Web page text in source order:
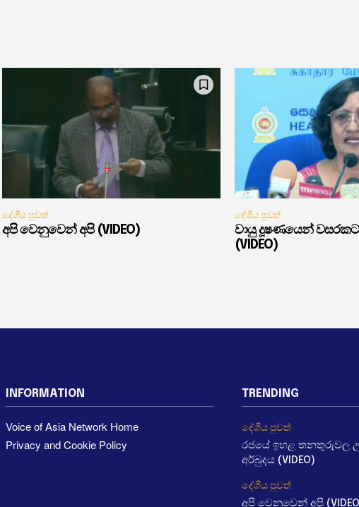
දේශීය පුවත්
අපි වෙනුවෙන් අපි (VIDEO)
දේශීය පුවත්
වායු දූෂණයෙන්
(VIDEO)
INFORMATION
Voice of Asia Network Home
Privacy and Cookie Policy
TRENDING
දේශීය පුවත්
රජයේ ඉහළ තනතුරුවල
අර්බුදය (VIDEO)
දේශීය පුවත්
අපි වෙනුවෙන් අපි